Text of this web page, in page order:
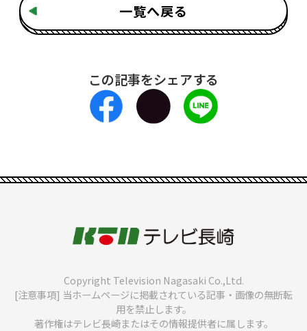
一覧へ戻る
この記事をシェアする
Copyright Television Nagasaki Co.,Ltd.
[注意事項] 当ホームページに掲載されている記事・画像の無断転
用を禁止します。
著作権はテレビ長崎またはその情報提供者に属します。